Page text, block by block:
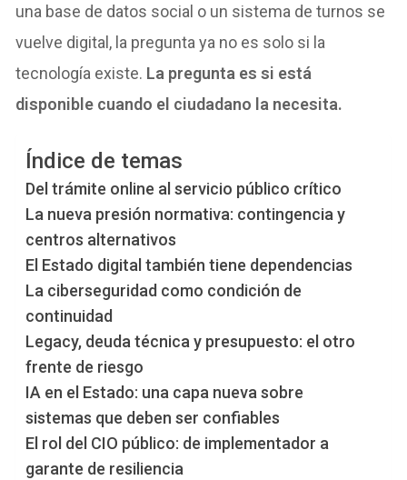
una base de datos social o un sistema de turnos se
vuelve digital, la pregunta ya no es solo si la
tecnología existe. La pregunta es si está
disponible cuando el ciudadano la necesita.
Índice de temas
Del trámite online al servicio público crítico
La nueva presión normativa: contingencia y
centros alternativos
El Estado digital también tiene dependencias
La ciberseguridad como condición de
continuidad
Legacy, deuda técnica y presupuesto: el otro
frente de riesgo
IA en el Estado: una capa nueva sobre
sistemas que deben ser confiables
El rol del CIO público: de implementador a
garante de resiliencia